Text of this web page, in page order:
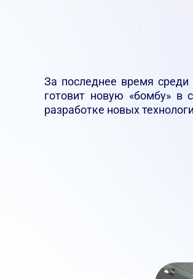
За последнее время среди
готовит новую «бомбу» в
разработке новых